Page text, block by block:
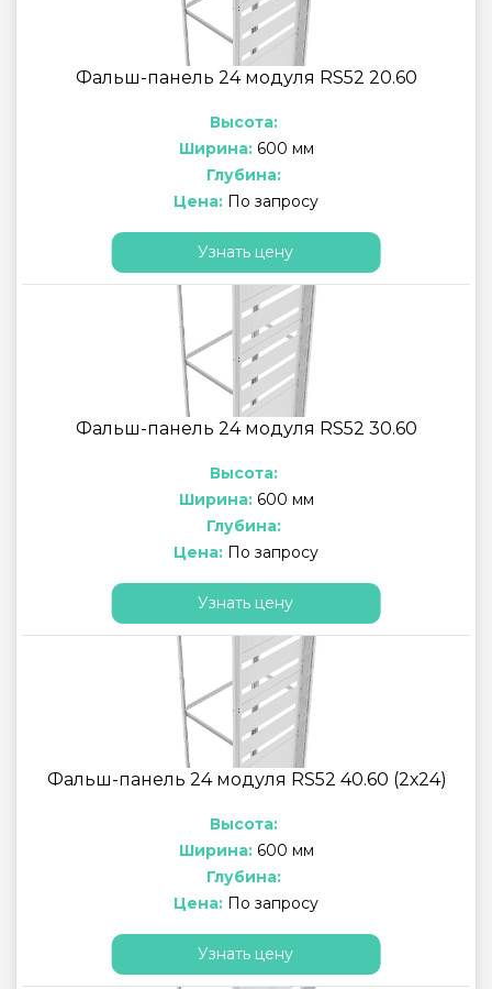
Фальш-панель 24 модуля RS52 20.60
Высота:
Ширина: 600 мм
Глубина:
Цена: По запросу
Узнать цену
Фальш-панель 24 модуля RS52 30.60
Высота:
Ширина: 600 мм
Глубина:
Цена: По запросу
Узнать цену
Фальш-панель 24 модуля RS52 40.60 (2х24)
Высота:
Ширина: 600 мм
Глубина:
Цена: По запросу
Узнать цену